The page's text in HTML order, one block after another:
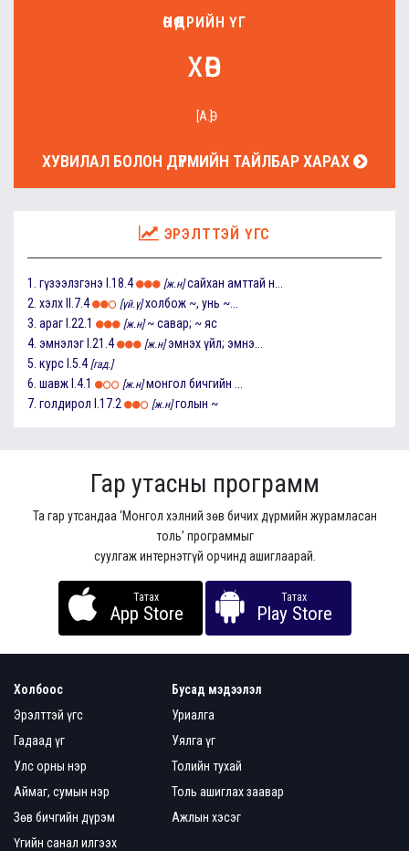
ӨНӨӨДРИЙН ҮГ
хөв
[А.Ө]
ХУВИЛАЛ БОЛОН ДҮРМИЙН ТАЙЛБАР ХАРАХ
ЭРЭЛТТЭЙ ҮГС
1. гүзээлзгэнэ I.18.4 [ж.н] сайхан амттай н...
2. хэлх II.7.4 [үй.ү] холбож ~, унь ~...
3. араг I.22.1 [ж.н] ~ савар; ~ яс
4. эмнэлэг I.21.4 [ж.н] эмнэх үйл; эмнэ...
5. курс I.5.4 [гад.]
6. шавж I.4.1 [ж.н] монгол бичгийн ...
7. голдирол I.17.2 [ж.н] голын ~
Гар утасны программ
Та гар утсандаа ‘Монгол хэлний зөв бичих дүрмийн журамласан
толь’ программыг
суулгаж интернэтгүй орчинд ашиглаарай.
Татах
App Store
Татах
Play Store
Холбоос
Эрэлттэй үгс
Гадаад үг
Улс орны нэр
Аймаг, сумын нэр
Зөв бичгийн дүрэм
Үгийн санал илгээх
Бусад мэдээлэл
Уриалга
Уялга үг
Толийн тухай
Толь ашиглах заавар
Ажлын хэсэг